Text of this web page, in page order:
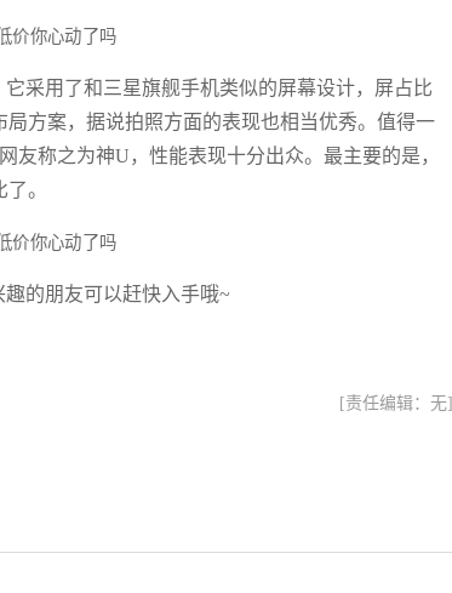
采用了和三星旗舰手机类似的屏幕设计，屏占比
方案，据说拍照方面的表现也相当优秀。值得一
友称之为神U，性能表现十分出众。最主要的是，
。
的朋友可以赶快入手哦~
[责任编辑：无]